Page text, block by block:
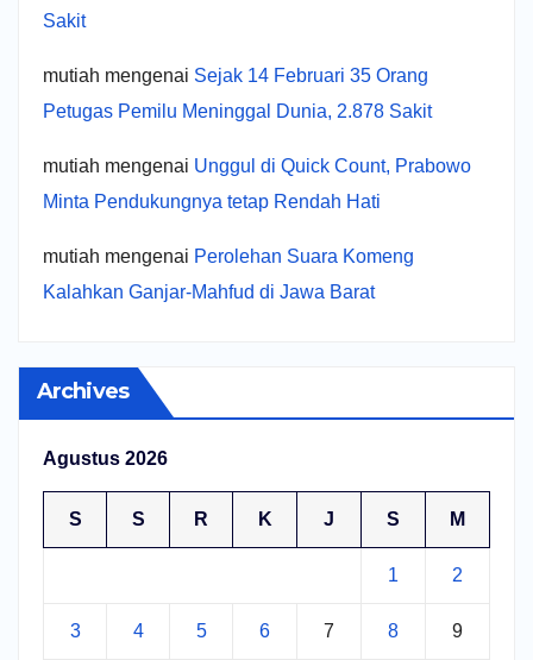
Sakit
mutiah mengenai Sejak 14 Februari 35 Orang
Petugas Pemilu Meninggal Dunia, 2.878 Sakit
mutiah mengenai Unggul di Quick Count, Prabowo
Minta Pendukungnya tetap Rendah Hati
mutiah mengenai Perolehan Suara Komeng
Kalahkan Ganjar-Mahfud di Jawa Barat
Archives
Agustus 2026
S S R K J S M
1 2
3 4 5 6 7 8 9